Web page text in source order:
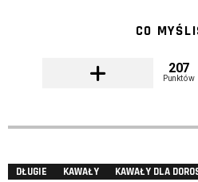
CO
207
Punktów
DŁUGIE KAWAŁY KAWAŁY DLA